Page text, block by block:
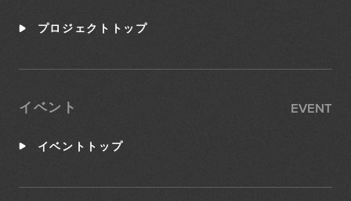
プロジェクトトップ
イベント EVENT
イベントトップ